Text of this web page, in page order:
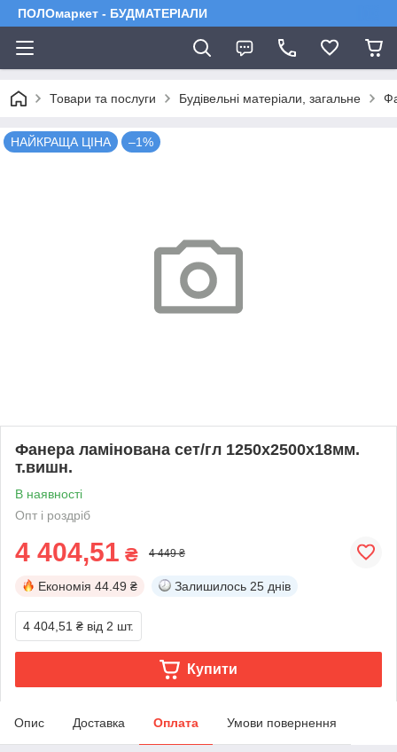
ПОЛОмаркет - БУДМАТЕРІАЛИ
Товари та послуги Будівельні матеріали, загальне
НАЙКРАЩА ЦІНА –1%
Фанера ламінована сет/гл 1250х2500х18мм.
т.вишн.
В наявності
Опт і роздріб
4 404,51 ₴ 4 449 ₴
Економія 44.49 ₴ Залишилось 25 днів
4 404,51 ₴ від 2 шт.
Купити
Опис Доставка Оплата Умови повернення